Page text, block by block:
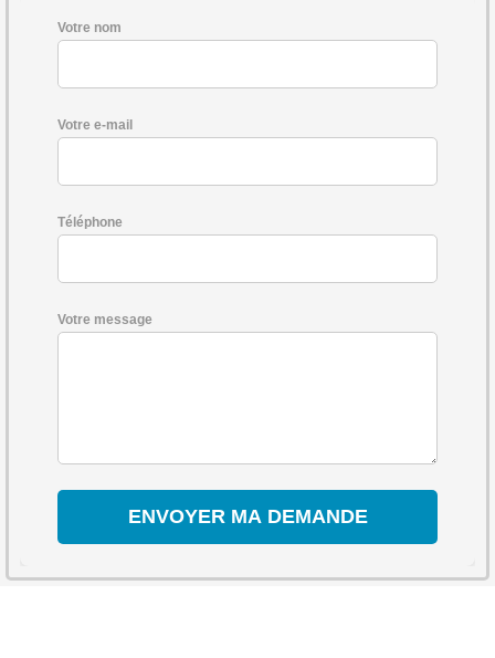
Votre nom
Votre e-mail
Téléphone
Votre message